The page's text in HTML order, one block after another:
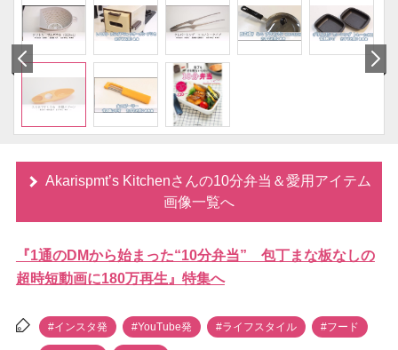
Akarispmt’s Kitchenさんの10分弁当＆愛用アイテム
画像一覧へ
『1通のDMから始まった“10分弁当” 包丁まな板なしの
超時短動画に180万再生』特集へ
#インスタ発 #YouTube発 #ライフスタイル #フード